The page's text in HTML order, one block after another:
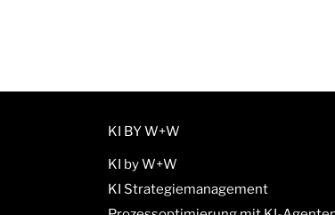
KI BY W+W
KI by W+W
KI Strategiemanagement